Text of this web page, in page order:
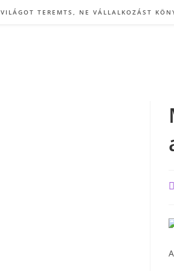
VILÁGOT TEREMTS, NE VÁLLALKOZÁST